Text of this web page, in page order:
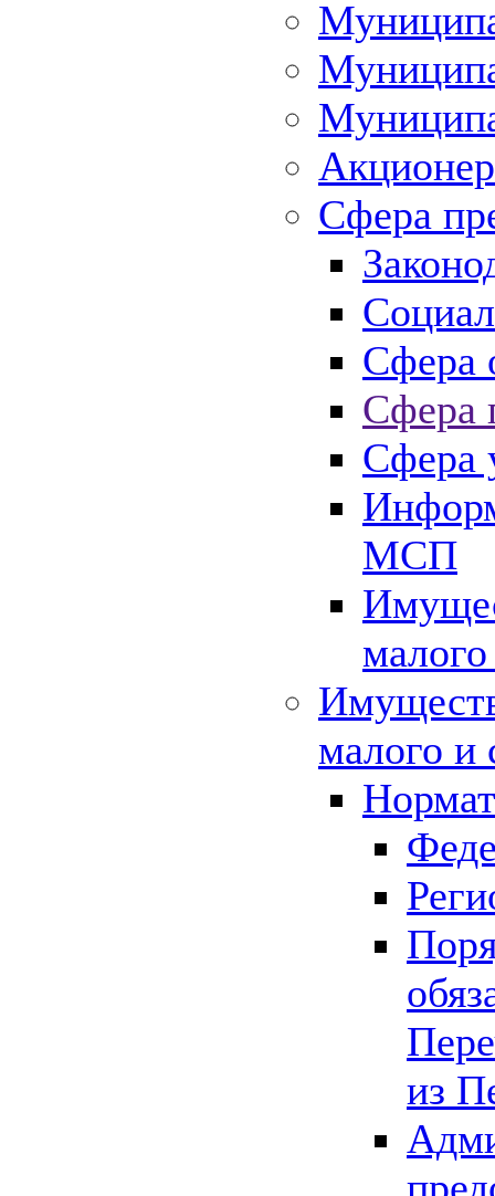
Сфера
Сфера
Сфера
Сфера
МСП
малого и
из